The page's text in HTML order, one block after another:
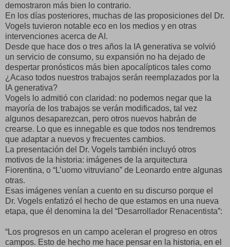
demostraron más bien lo contrario.
En los días posteriores, muchas de las proposiciones del Dr.
Vogels tuvieron notable eco en los medios y en otras
intervenciones acerca de AI.
Desde que hace dos o tres años la IA generativa se volvió
un servicio de consumo, su expansión no ha dejado de
despertar pronósticos más bien apocalípticos tales como
¿Acaso todos nuestros trabajos serán reemplazados por la
IA generativa?
Vogels lo admitió con claridad: no podemos negar que la
mayoría de los trabajos se verán modificados, tal vez
algunos desaparezcan, pero otros nuevos habrán de
crearse. Lo que es innegable es que todos nos tendremos
que adaptar a nuevos y frecuentes cambios.
La presentación del Dr. Vogels también incluyó otros
motivos de la historia: imágenes de la arquitectura
Fiorentina, o “L’uomo vitruviano” de Leonardo entre algunas
otras.
Esas imágenes venían a cuento en su discurso porque el
Dr. Vogels enfatizó el hecho de que estamos en una nueva
etapa, que él denomina la del “Desarrollador Renacentista”:
“Los progresos en un campo aceleran el progreso en otros
campos. Esto de hecho me hace pensar en la historia, en el